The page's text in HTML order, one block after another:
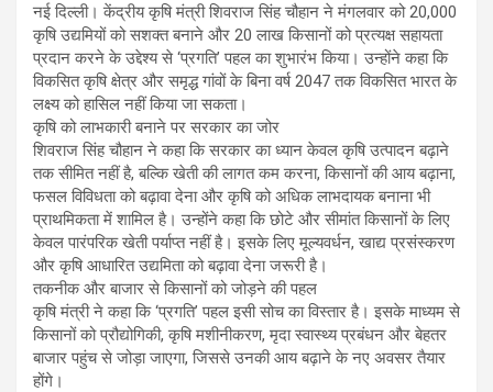
नई दिल्ली। केंद्रीय कृषि मंत्री शिवराज सिंह चौहान ने मंगलवार को 20,000
कृषि उद्यमियों को सशक्त बनाने और 20 लाख किसानों को प्रत्यक्ष सहायता
प्रदान करने के उद्देश्य से ‘प्रगति’ पहल का शुभारंभ किया। उन्होंने कहा कि
विकसित कृषि क्षेत्र और समृद्ध गांवों के बिना वर्ष 2047 तक विकसित भारत के
लक्ष्य को हासिल नहीं किया जा सकता।
कृषि को लाभकारी बनाने पर सरकार का जोर
शिवराज सिंह चौहान ने कहा कि सरकार का ध्यान केवल कृषि उत्पादन बढ़ाने
तक सीमित नहीं है, बल्कि खेती की लागत कम करना, किसानों की आय बढ़ाना,
फसल विविधता को बढ़ावा देना और कृषि को अधिक लाभदायक बनाना भी
प्राथमिकता में शामिल है। उन्होंने कहा कि छोटे और सीमांत किसानों के लिए
केवल पारंपरिक खेती पर्याप्त नहीं है। इसके लिए मूल्यवर्धन, खाद्य प्रसंस्करण
और कृषि आधारित उद्यमिता को बढ़ावा देना जरूरी है।
तकनीक और बाजार से किसानों को जोड़ने की पहल
कृषि मंत्री ने कहा कि ‘प्रगति’ पहल इसी सोच का विस्तार है। इसके माध्यम से
किसानों को प्रौद्योगिकी, कृषि मशीनीकरण, मृदा स्वास्थ्य प्रबंधन और बेहतर
बाजार पहुंच से जोड़ा जाएगा, जिससे उनकी आय बढ़ाने के नए अवसर तैयार
होंगे।